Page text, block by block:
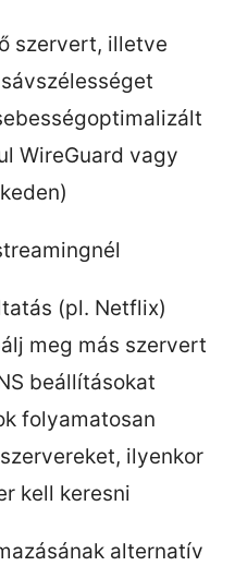
szervert, illetve
WireGuard vagy
(pl. Netflix)
meg más szervert
beállításokat
folyamatosan
ilyenkor
kell keresni
alternatív